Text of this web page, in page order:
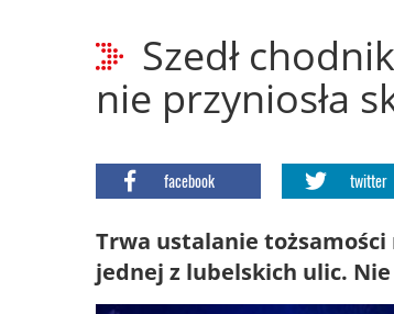
Szedł
nie przyniosła
facebook twitter
Trwa ustalanie tożsamości
jednej z lubelskich ulic.